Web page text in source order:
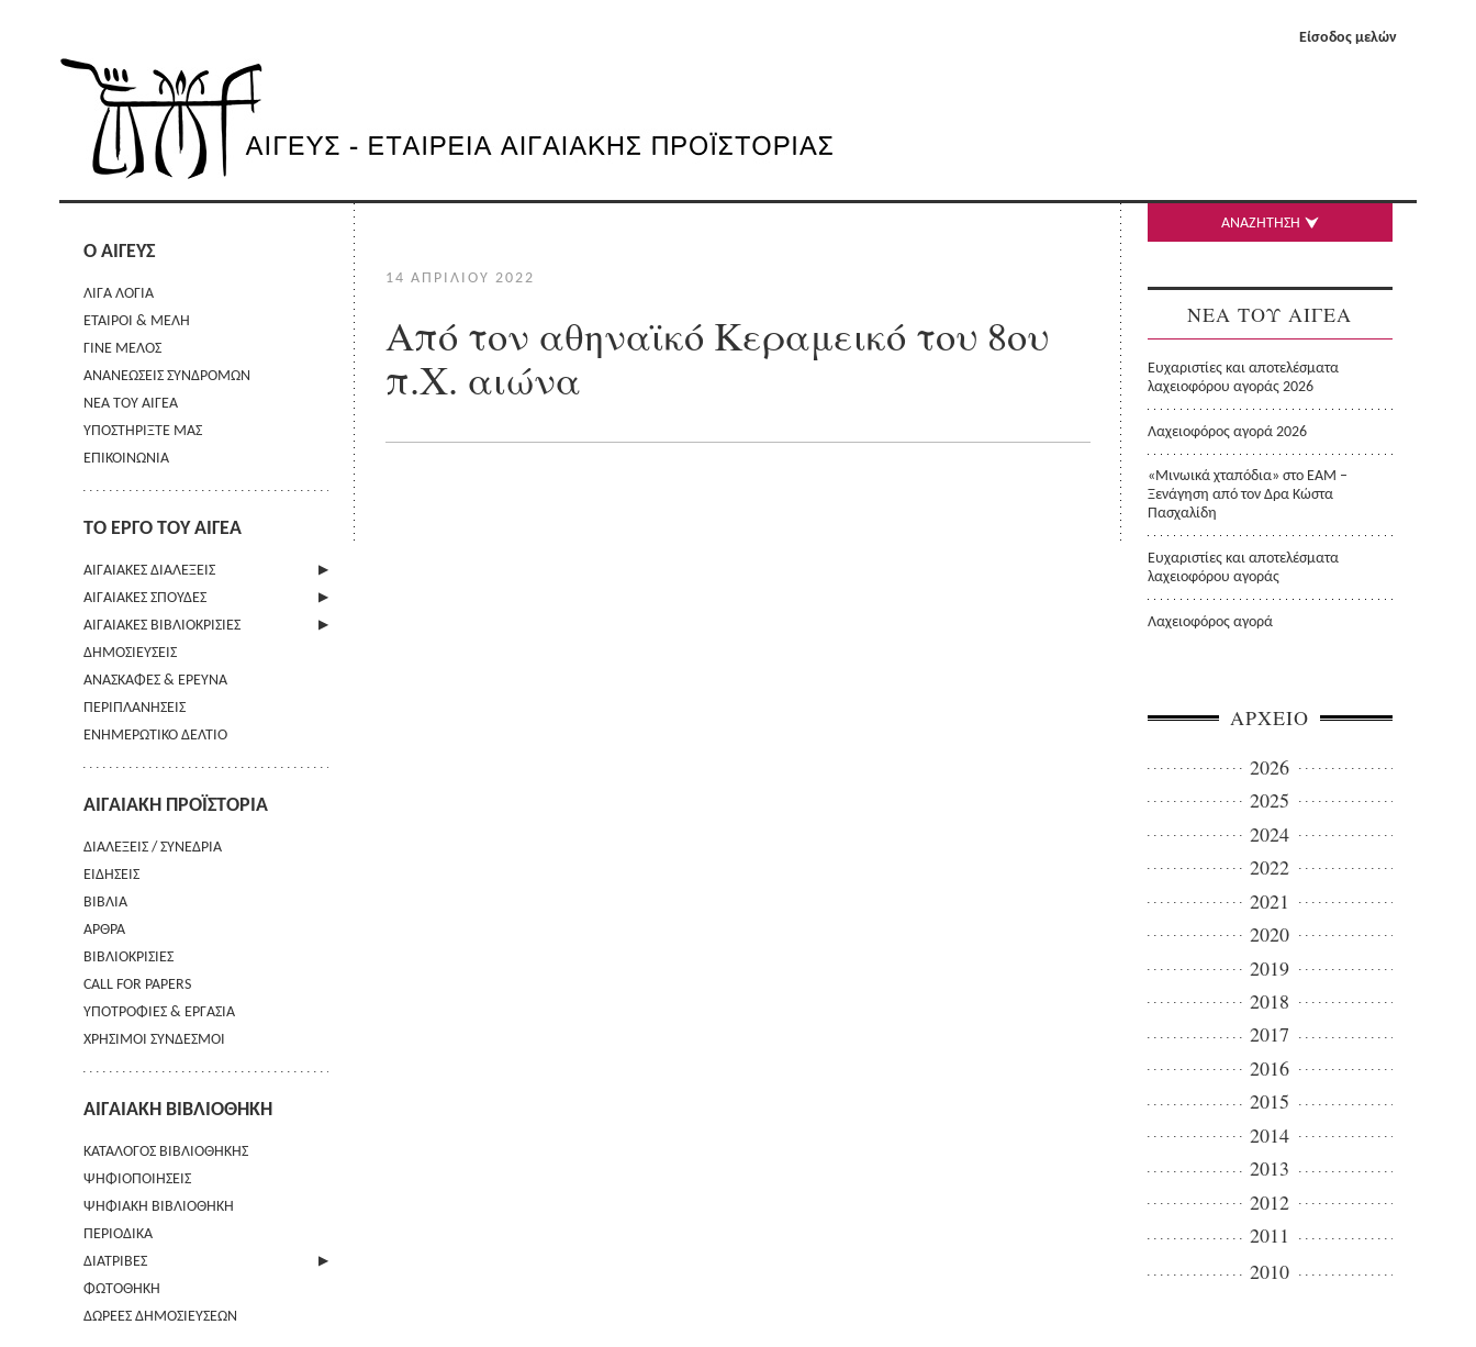
Είσοδος μελών
Ο ΑΙΓΕΥΣ
ΛΙΓΑ ΛΟΓΙΑ
ΕΤΑΙΡΟΙ & ΜΕΛΗ
ΓΙΝΕ ΜΕΛΟΣ
ΑΝΑΝΕΩΣΕΙΣ ΣΥΝΔΡΟΜΩΝ
ΝΕΑ ΤΟΥ ΑΙΓΕΑ
ΥΠΟΣΤΗΡΙΞΤΕ ΜΑΣ
ΕΠΙΚΟΙΝΩΝΙΑ
ΤΟ ΕΡΓΟ ΤΟΥ ΑΙΓΕΑ
ΑΙΓΑΙΑΚΕΣ ΔΙΑΛΕΞΕΙΣ
ΠΛΗΡΟΦΟΡΙΕΣ
ΑΙΓΑΙΑΚΕΣ ΣΠΟΥΔΕΣ
ΠΛΗΡΟΦΟΡΙΕΣ
ΟΔΗΓΙΕΣ ΠΡΟΣ ΣΥΓΓΡΑΦΕΙΣ
ΟΡΟΙ ΧΡΗΣΗΣ
ΕΠΙΚΟΙΝΩΝΙΑ
ΑΙΓΑΙΑΚΕΣ ΒΙΒΛΙΟΚΡΙΣΙΕΣ
ΠΛΗΡΟΦΟΡΙΕΣ
ΔΗΜΟΣΙΕΥΣΕΙΣ
ΑΝΑΣΚΑΦΕΣ & ΕΡΕΥΝΑ
ΠΕΡΙΠΛΑΝΗΣΕΙΣ
ΕΝΗΜΕΡΩΤΙΚΟ ΔΕΛΤΙΟ
ΑΙΓΑΙΑΚΗ ΠΡΟΪΣΤΟΡΙΑ
ΔΙΑΛΕΞΕΙΣ / ΣΥΝΕΔΡΙΑ
ΕΙΔΗΣΕΙΣ
ΒΙΒΛΙΑ
ΑΡΘΡΑ
ΒΙΒΛΙΟΚΡΙΣΙΕΣ
CALL FOR PAPERS
ΥΠΟΤΡΟΦΙΕΣ & ΕΡΓΑΣΙΑ
ΧΡΗΣΙΜΟΙ ΣΥΝΔΕΣΜΟΙ
ΑΙΓΑΙΑΚΗ ΒΙΒΛΙΟΘΗΚΗ
ΚΑΤΑΛΟΓΟΣ ΒΙΒΛΙΟΘΗΚΗΣ
ΨΗΦΙΟΠΟΙΗΣΕΙΣ
ΨΗΦΙΑΚΗ ΒΙΒΛΙΟΘΗΚΗ
ΠΕΡΙΟΔΙΚΑ
ΔΙΑΤΡΙΒΕΣ
ΑΠΟΣΤΟΛΗ ΠΕΡΙΛΗΨΗΣ
ΦΩΤΟΘΗΚΗ
ΔΩΡΕΕΣ ΔΗΜΟΣΙΕΥΣΕΩΝ
14 ΑΠΡΙΛΊΟΥ 2022
Από τον αθηναϊκό Κεραμεικό του 8ου
π.Χ. αιώνα
ΑΝΑΖΗΤΗΣΗ
ΝΕΑ ΤΟΥ ΑΙΓΕΑ
Ευχαριστίες και αποτελέσματα
λαχειοφόρου αγοράς 2026
Λαχειοφόρος αγορά 2026
«Μινωικά χταπόδια» στο ΕΑΜ –
Ξενάγηση από τον Δρα Κώστα
Πασχαλίδη
Ευχαριστίες και αποτελέσματα
λαχειοφόρου αγοράς
Λαχειοφόρος αγορά
ΑΡΧΕΙΟ
2026
2025
2024
2022
2021
2020
2019
2018
2017
2016
2015
2014
2013
2012
2011
2010